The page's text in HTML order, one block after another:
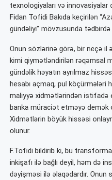
texnologiyaları və
Fidan Tofidi Bakıda keçirilən
gündəliyi” mövzusunda tədbirdə
Onun sözlərinə görə, bir neçə il
kimi qiymətləndirilən rəqəmsal
gündəlik həyatın ayrılmaz
hesabı açmaq, pul köçürmələri
maliyyə xidmətlərindən istifadə
banka müraciət etməyə demək
Xidmətlərin böyük hissəsi
olunur.
F.Tofidi bildirib ki, bu
inkişafı ilə bağlı deyil, həm də
dəyişməsi ilə əlaqədardır.